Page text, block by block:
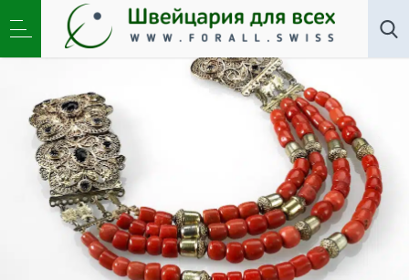
Искусство
Украшения: материалы, мастерство,
искусство в Национальном музее